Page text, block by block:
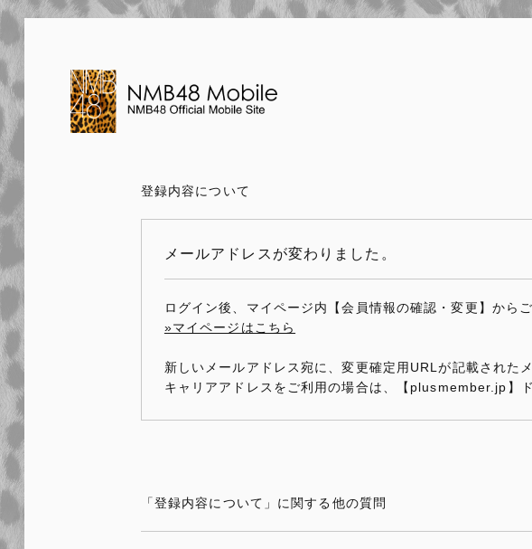
登録内容について
メールアドレスが変わりました。
ログイン後、マイページ内【会員情報の確認・変更】から
»マイページはこちら
新しいメールアドレス宛に、変更確定用URLが記載された
キャリアアドレスをご利用の場合は、【plusmember.jp】
「登録内容について」に関する他の質問